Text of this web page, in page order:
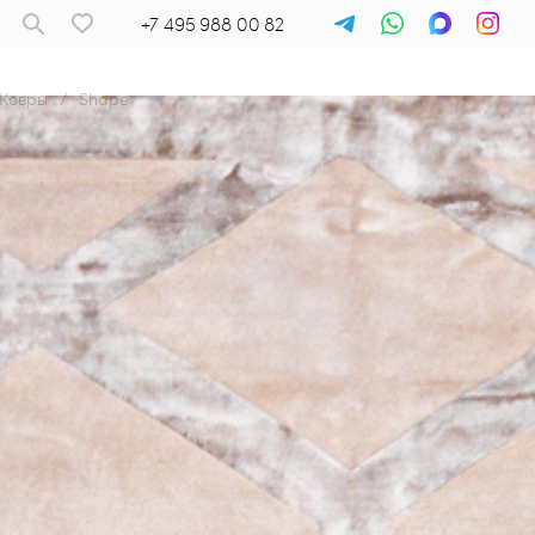
+7 495 988 00 82
Ковры / Shape